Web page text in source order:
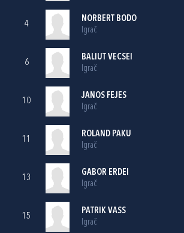
4
NORBERT BODO
Igrač
6
BALIUT VECSEI
Igrač
10
JANOS FEJES
Igrač
11
ROLAND PAKU
Igrač
13
GABOR ERDEI
Igrač
15
PATRIK VASS
Igrač